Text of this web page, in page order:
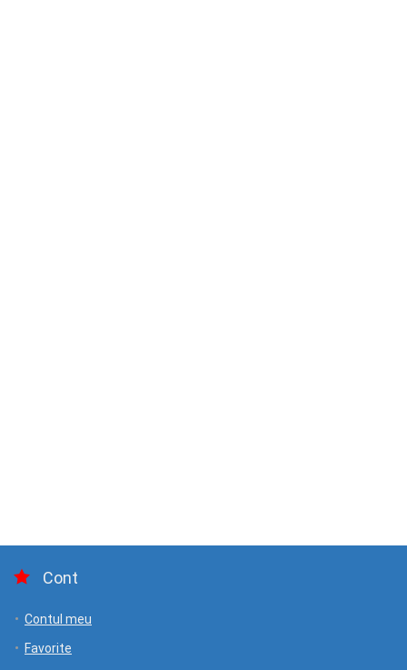
Cont
Contul meu
Favorite